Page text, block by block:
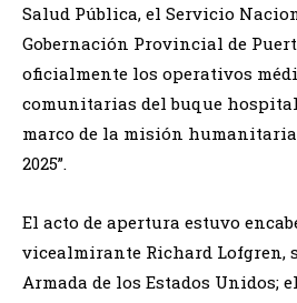
Salud Pública, el Servicio
Gobernación Provincial de
oficialmente los operativos
comunitarias del buque
marco de la misión humanitaria
2025”.
El acto de apertura estuvo
vicealmirante Richard Lofgren,
Armada de los Estados Unidos;